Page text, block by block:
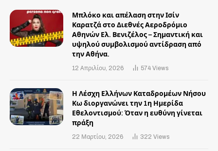
Μπλόκο και απέλαση στην Ισίν
Καρατζά στο Διεθνές Αεροδρόμιο
Αθηνών Ελ. Βενιζέλος – Σημαντική και
υψηλού συμβολισμού αντίδραση από
την Αθήνα.
12 Απριλίου, 2026 574 Views
Η Λέσχη Ελλήνων Καταδρομέων Νήσου
Κω διοργανώνει την 1η Ημερίδα
Εθελοντισμού: Όταν η ευθύνη γίνεται
πράξη
22 Μαρτίου, 2026 322 Views